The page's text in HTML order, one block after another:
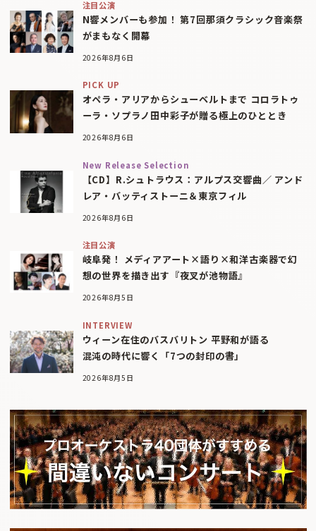
注目公演
N響メンバーも参加！ 第7回那須クラシック音楽祭
がまもなく開幕
2026年8月6日
PICK UP
オペラ・アリアからシューベルトまで コロラトゥ
ーラ・ソプラノ田中彩子が贈る極上のひととき
2026年8月6日
New Release Selection
【CD】R.シュトラウス：アルプス交響曲／ アンド
レア・バッティストーニ＆東京フィル
2026年8月6日
注目公演
岐阜発！ メディアアート×語り×和洋古楽器で幻
想の世界を描き出す『夜叉が池物語』
2026年8月5日
INTERVIEW
ウィーン在住のバスバリトン 平野和が語る
混沌の時代に響く「7つの封印の書」
2026年8月5日